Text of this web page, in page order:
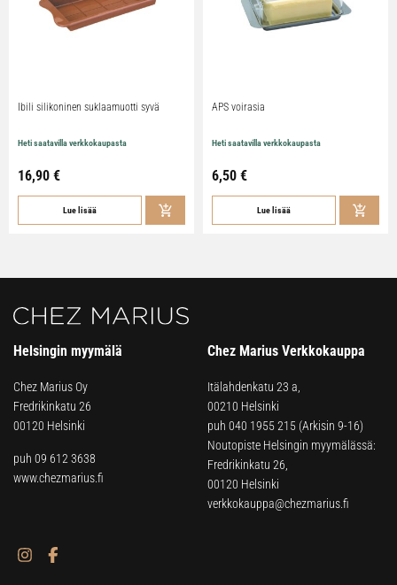
Ibili silikoninen suklaamuotti syvä
Heti saatavilla verkkokaupasta
16,90 €
Lue lisää
APS voirasia
Heti saatavilla verkkokaupasta
6,50 €
Lue lisää
Helsingin myymälä
Chez Marius Oy
Fredrikinkatu 26
00120 Helsinki
puh 09 612 3638
www.chezmarius.fi
Chez Marius Verkkokauppa
Itälahdenkatu 23 a,
00210 Helsinki
puh 040 1955 215 (Arkisin 9-16)
Noutopiste Helsingin myymälässä:
Fredrikinkatu 26,
00120 Helsinki
verkkokauppa@chezmarius.fi